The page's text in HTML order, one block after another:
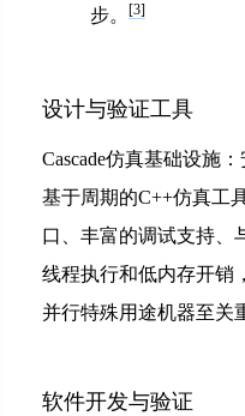
步。
[3]
设计与验证工具
Cascade仿真基础设施
基于周期的C++仿真工
口、丰富的调试支持、
线程执行和低内存开销
并行特殊用途机器至关
软件开发与验证